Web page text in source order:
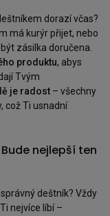
dorazí včas?
má kurýr přijet, nebo
zásilka doručena.
produktu, abys
Tvým
je radost – všechny
což Ti usnadní
nejlepší ten
deštník? Vždy
nejvíce líbí –